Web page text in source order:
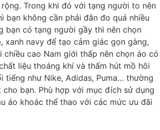
Trong khi đó với tạng người to nên
bạn không cần phải đắn đo quá nhiều
bạn có tạng người gầy thì nên chọn
navy để tạo cảm giác gọn gàng,
cao Nam giới thấp nên chọn áo có
liệu thoáng khí và thấm hút mồ hôi
như Nike, Adidas, Puma… thường
bạn. Phù hợp với mục đích sử dụng
áo khoác thể thao với các mức ưu đãi